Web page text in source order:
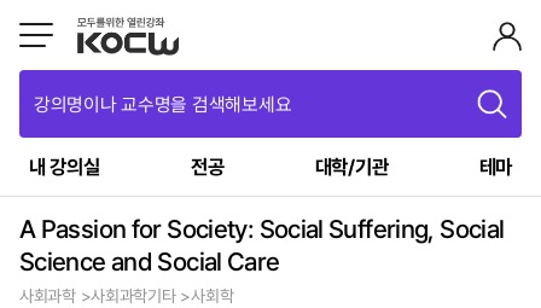
강의명이나 교수명을 검색해보세요
내 강의실 전공 대학/기관 테마
A Passion for Society: Social Suffering, Social
Science and Social Care
사회과학 >사회과학기타 >사회학